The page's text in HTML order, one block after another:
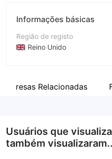
Informações básicas
Região de registo
Reino Unido
EmpresaRelacionadas
Usuários que
também visualizaram..